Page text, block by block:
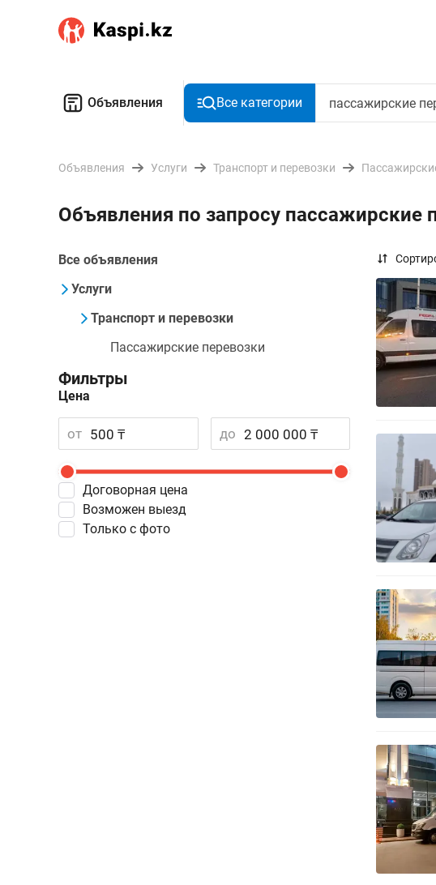
Объявления Все категории
Объявления Услуги Транспорт и перевозки
Объявления по запросу пассажирские
Все объявления
Услуги
Транспорт и перевозки
Пассажирские перевозки
Фильтры
Цена
от до
Договорная цена
Возможен выезд
Только с фото